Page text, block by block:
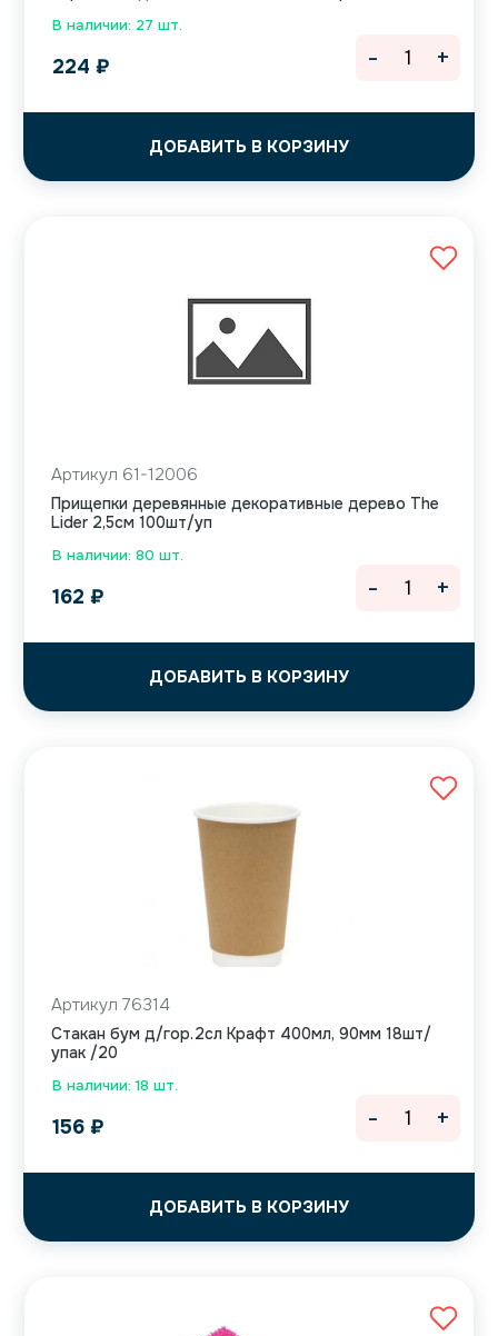
В наличии: 27 шт.
224 ₽
ДОБАВИТЬ В КОРЗИНУ
- +
В наличии: 80 шт.
Артикул 61-12006
Прищепки деревянные декоративные дерево The
Lider 2,5см 100шт/уп
162 ₽
ДОБАВИТЬ В КОРЗИНУ
- +
В наличии: 18 шт.
Артикул 76314
Стакан бум д/гор.2сл Крафт 400мл, 90мм 18шт/
упак /20
156 ₽
ДОБАВИТЬ В КОРЗИНУ
- +